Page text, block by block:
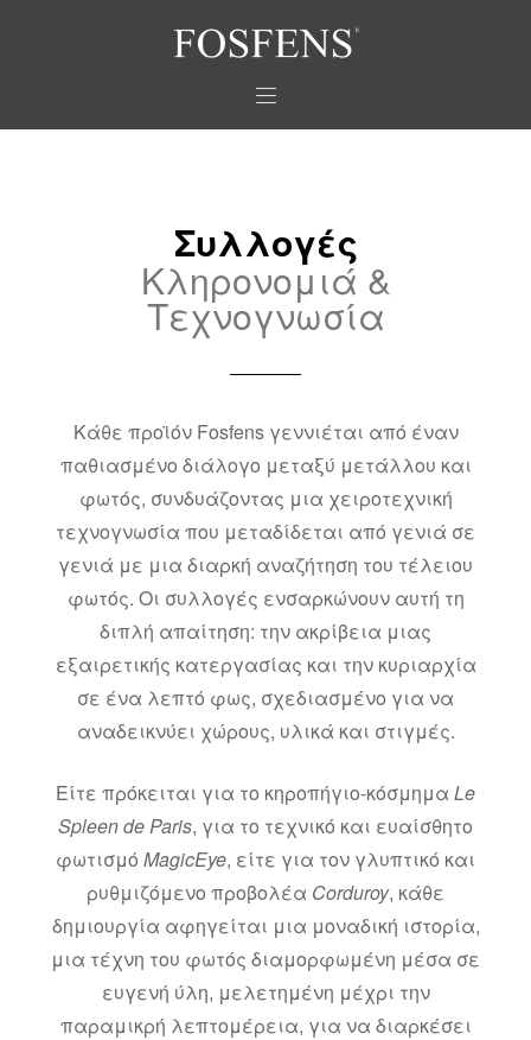
Συλλογές
Κληρονομιά &
Τεχνογνωσία
Κάθε προϊόν Fosfens γεννιέται από έναν
παθιασμένο διάλογο μεταξύ μετάλλου και
φωτός, συνδυάζοντας μια χειροτεχνική
τεχνογνωσία που μεταδίδεται από γενιά σε
γενιά με μια διαρκή αναζήτηση του τέλειου
φωτός. Οι συλλογές ενσαρκώνουν αυτή τη
διπλή απαίτηση: την ακρίβεια μιας
εξαιρετικής κατεργασίας και την κυριαρχία
σε ένα λεπτό φως, σχεδιασμένο για να
αναδεικνύει χώρους, υλικά και στιγμές.
Είτε πρόκειται για το κηροπήγιο-κόσμημα Le
Spleen de Paris, για το τεχνικό και ευαίσθητο
φωτισμό MagicEye, είτε για τον γλυπτικό και
ρυθμιζόμενο προβολέα Corduroy, κάθε
δημιουργία αφηγείται μια μοναδική ιστορία,
μια τέχνη του φωτός διαμορφωμένη μέσα σε
ευγενή ύλη, μελετημένη μέχρι την
παραμικρή λεπτομέρεια, για να διαρκέσει